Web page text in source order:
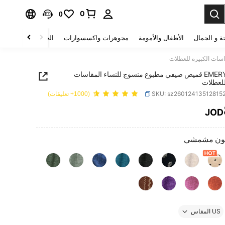
0
0
و الجمال الأطفال والأمومة مجوهرات واكسسوارات الحقائب والأمتعة
EMERY ROSE قميص صيفي مطبوع منسوج للنساء المقاسات
SKU: (1000+ تعليقات)
PRICE AND JOD
مشمشي
US المقاس